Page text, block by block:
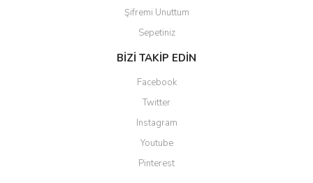
Şifremi Unuttum
Sepetiniz
BİZİ TAKİP EDİN
Facebook
Twitter
Instagram
Youtube
Pinterest